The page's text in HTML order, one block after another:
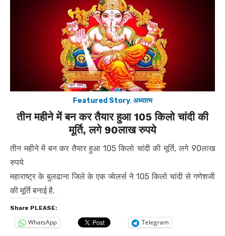
Featured Story,अध्यात्म
तीन महीने में बन कर तैयार हुआ 105 किलो चांदी की
मूर्ति, लगे 90लाख रुपये
तीन महीने में बन कर तैयार हुआ 105 किलो चांदी की मूर्ति, लगे 90लाख
रुपये
महाराष्ट्र के बुलढाना जिले के एक ज्वेलर्स ने 105 किलो चांदी से गणेशजी
की मूर्ति बनाई है.
Share PLEASE:
WhatsApp Telegram